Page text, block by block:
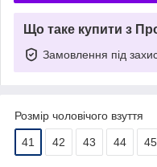
Що таке купити з
Замовлення під
Розмір чоловічого взуття
41 42 43 44 45